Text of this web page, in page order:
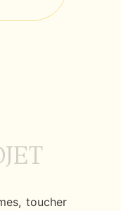
toucher